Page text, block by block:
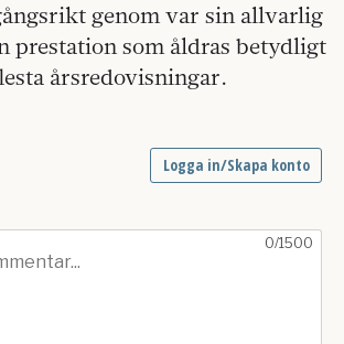
genom var sin allvarlig
prestation som åldras betydligt
årsredovisningar.